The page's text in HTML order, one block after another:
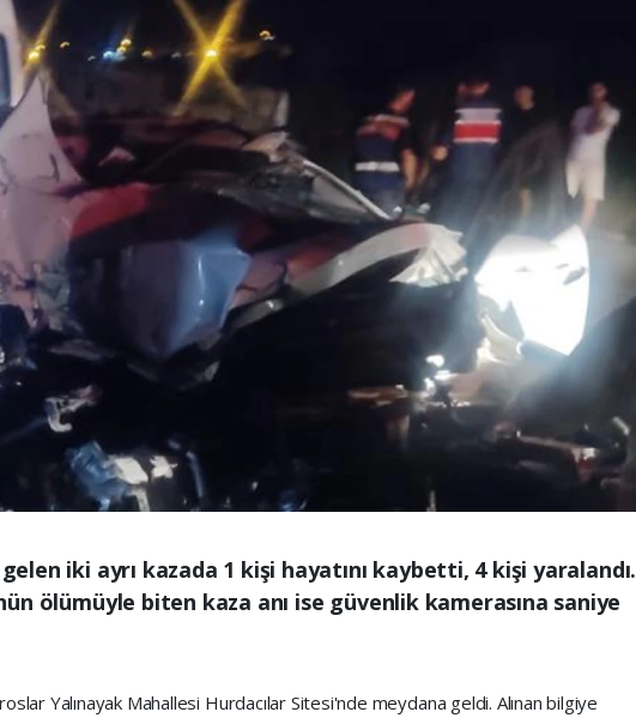
iki ayrı kazada 1 kişi hayatını kaybetti, 4 kişi yaralandı.
ölümüyle biten kaza anı ise güvenlik kamerasına saniye
Yalınayak Mahallesi Hurdacılar Sitesi'nde meydana geldi. Alınan bilgiye